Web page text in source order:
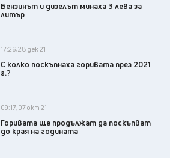
Бензинът и дизелът минаха 3 лева за
литър
17:26, 28 дек 21
С колко поскъпнаха горивата през 2021
г.?
09:17, 07 окт 21
Горивата ще продължат да поскъпват
до края на годината